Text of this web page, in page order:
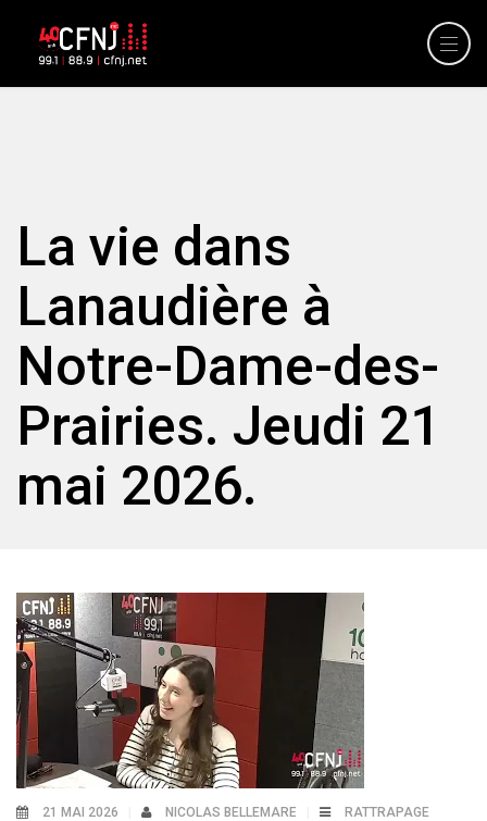
La vie dans
Lanaudière à
Notre-Dame-des-
Prairies. Jeudi 21
mai 2026.
21 MAI 2026 NICOLAS BELLEMARE RATTRAPAGE